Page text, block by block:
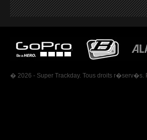
� 2026 - Super Trackday. Tous droits r�serv�s.